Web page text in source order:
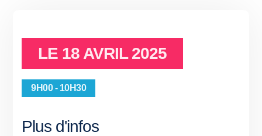
LE 18 AVRIL 2025
9H00 - 10H30
Plus d'infos